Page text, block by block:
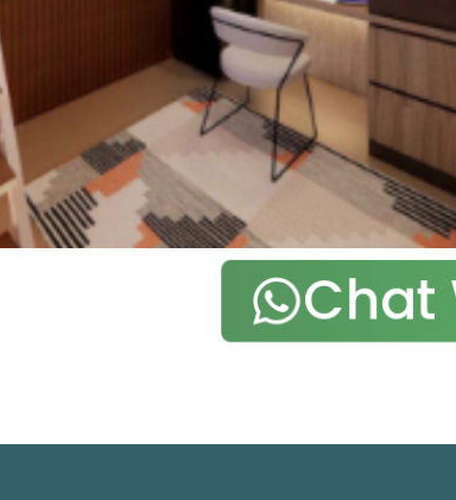
Chat